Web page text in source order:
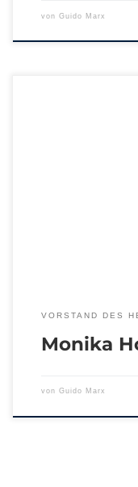
von Guido Marx
VORSTAND DES
Monika
von Guido Marx